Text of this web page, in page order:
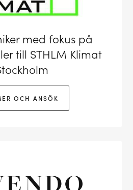
med fokus på
till STHLM Klimat
OCH ANSÖK